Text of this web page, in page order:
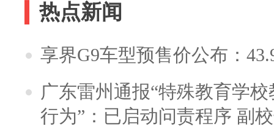
热点新闻
享界G9车型预售价公布：
广东雷州通报“特殊教育学
行为”：已启动问责程序 副